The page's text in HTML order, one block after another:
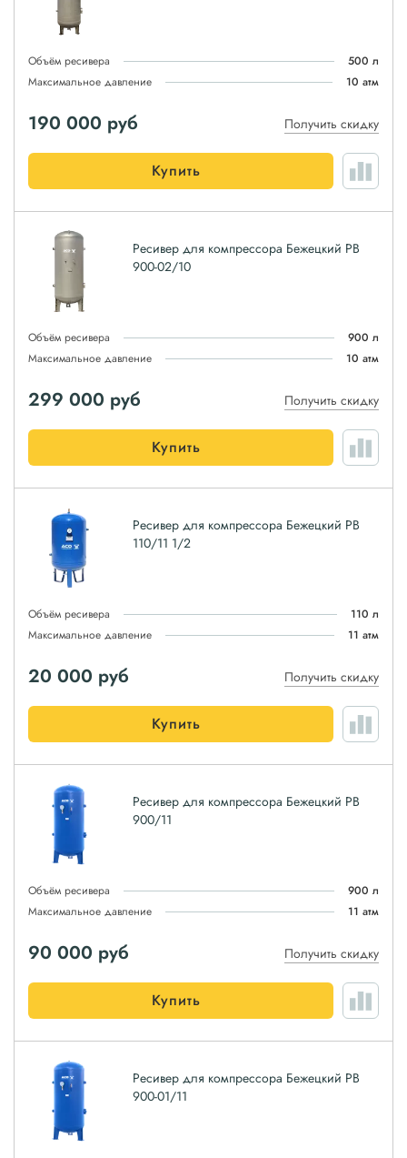
Объём ресивера
500 л
Максимальное давление
10 атм
190 000 руб Получить скидку
Купить
Ресивер для компрессора Бежецкий РВ
900-02/10
Объём ресивера
900 л
Максимальное давление
10 атм
299 000 руб Получить скидку
Купить
Ресивер для компрессора Бежецкий РВ
110/11 1/2
Объём ресивера
110 л
Максимальное давление
11 атм
20 000 руб Получить скидку
Купить
Ресивер для компрессора Бежецкий РВ
900/11
Объём ресивера
900 л
Максимальное давление
11 атм
90 000 руб Получить скидку
Купить
Ресивер для компрессора Бежецкий РВ
900-01/11